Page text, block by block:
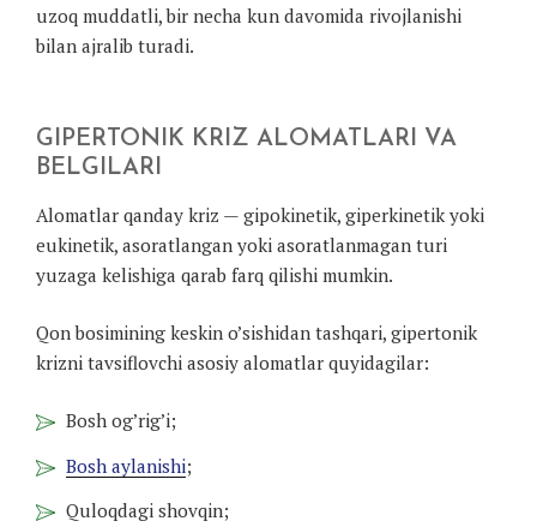
uzoq muddatli, bir necha kun davomida rivojlanishi
bilan ajralib turadi.
GIPERTONIK KRIZ ALOMATLARI VA
BELGILARI
Alomatlar qanday kriz — gipokinetik, giperkinetik yoki
eukinetik, asoratlangan yoki asoratlanmagan turi
yuzaga kelishiga qarab farq qilishi mumkin.
Qon bosimining keskin o’sishidan tashqari, gipertonik
krizni tavsiflovchi asosiy alomatlar quyidagilar:
Bosh og’rig’i;
Bosh aylanishi;
Quloqdagi shovqin;